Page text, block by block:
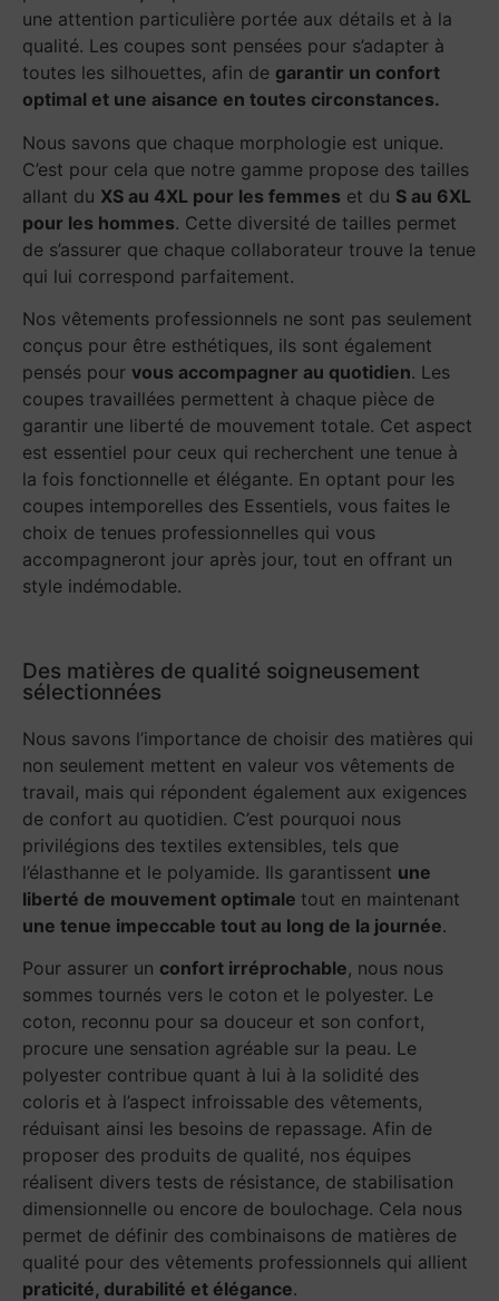
une attention particulière portée aux détails et à la
qualité. Les coupes sont pensées pour s’adapter à
toutes les silhouettes, afin de garantir un confort
optimal et une aisance en toutes circonstances.
Nous savons que chaque morphologie est unique.
C’est pour cela que notre gamme propose des tailles
allant du XS au 4XL pour les femmes et du S au 6XL
pour les hommes. Cette diversité de tailles permet
de s’assurer que chaque collaborateur trouve la tenue
qui lui correspond parfaitement.
Nos vêtements professionnels ne sont pas seulement
conçus pour être esthétiques, ils sont également
pensés pour vous accompagner au quotidien. Les
coupes travaillées permettent à chaque pièce de
garantir une liberté de mouvement totale. Cet aspect
est essentiel pour ceux qui recherchent une tenue à
la fois fonctionnelle et élégante. En optant pour les
coupes intemporelles des Essentiels, vous faites le
choix de tenues professionnelles qui vous
accompagneront jour après jour, tout en offrant un
style indémodable.
Des matières de qualité soigneusement
sélectionnées
Nous savons l’importance de choisir des matières qui
non seulement mettent en valeur vos vêtements de
travail, mais qui répondent également aux exigences
de confort au quotidien. C’est pourquoi nous
privilégions des textiles extensibles, tels que
l’élasthanne et le polyamide. Ils garantissent une
liberté de mouvement optimale tout en maintenant
une tenue impeccable tout au long de la journée.
Pour assurer un confort irréprochable, nous nous
sommes tournés vers le coton et le polyester. Le
coton, reconnu pour sa douceur et son confort,
procure une sensation agréable sur la peau. Le
polyester contribue quant à lui à la solidité des
coloris et à l’aspect infroissable des vêtements,
réduisant ainsi les besoins de repassage. Afin de
proposer des produits de qualité, nos équipes
réalisent divers tests de résistance, de stabilisation
dimensionnelle ou encore de boulochage. Cela nous
permet de définir des combinaisons de matières de
qualité pour des vêtements professionnels qui allient
praticité, durabilité et élégance.